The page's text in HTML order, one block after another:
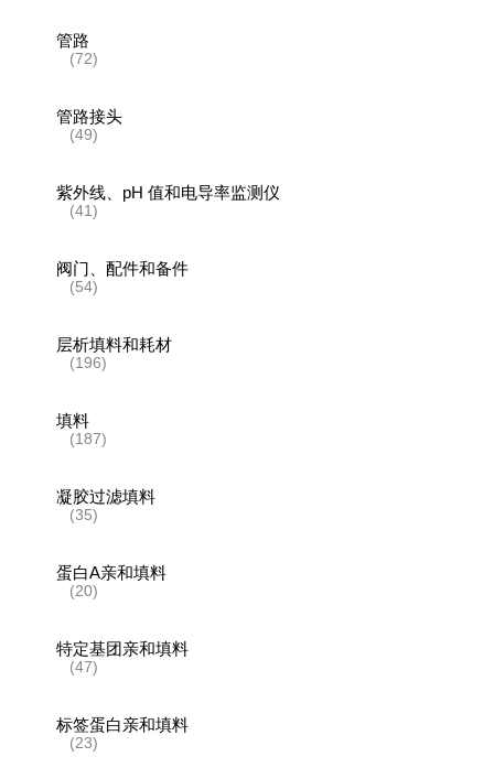
管路
(72)
管路接头
(49)
紫外线、pH 值和电导率监测仪
(41)
阀门、配件和备件
(54)
层析填料和耗材
(196)
填料
(187)
凝胶过滤填料
(35)
蛋白A亲和填料
(20)
特定基团亲和填料
(47)
标签蛋白亲和填料
(23)